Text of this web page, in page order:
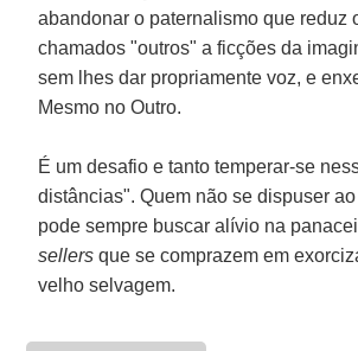
abandonar o paternalismo que reduz
chamados "outros" a ficções da
sem lhes dar propriamente voz, e
Mesmo no Outro.
É um desafio e tanto temperar-se
distâncias". Quem não se dispuser
pode sempre buscar alívio na
sellers que se comprazem em
velho selvagem.